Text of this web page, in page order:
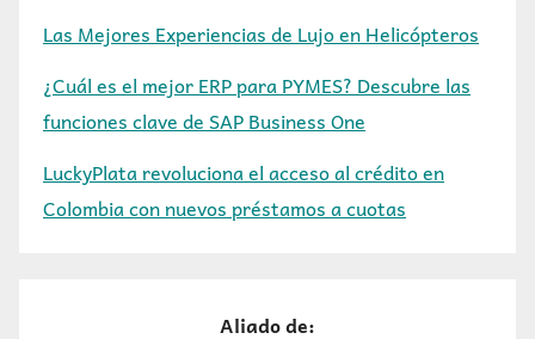
Las Mejores Experiencias de Lujo en Helicópteros
¿Cuál es el mejor ERP para PYMES? Descubre las
funciones clave de SAP Business One
LuckyPlata revoluciona el acceso al crédito en
Colombia con nuevos préstamos a cuotas
Aliado de: